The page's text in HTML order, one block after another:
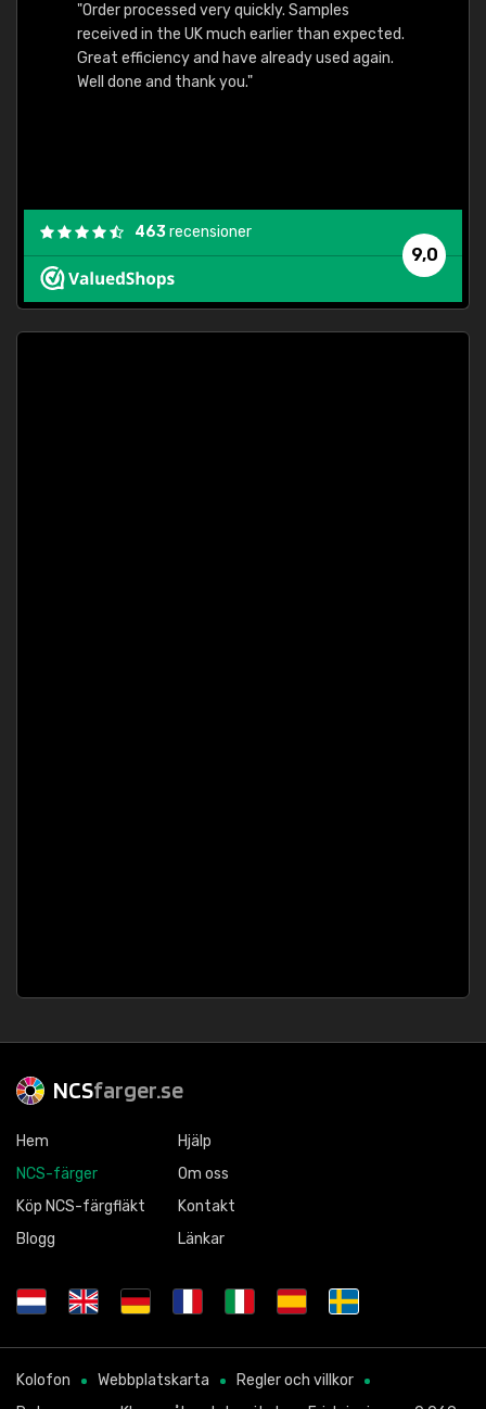
"Order processed very quickly. Samples
received in the UK much earlier than expected.
Great efficiency and have already used again.
Well done and thank you."
9,0
463recensioner
NCSfarger.se
Hem
NCS-färger
Köp NCS-färgfläkt
Blogg
Hjälp
Om oss
Kontakt
Länkar
Kolofon Webbplatskarta
Regler och villkor